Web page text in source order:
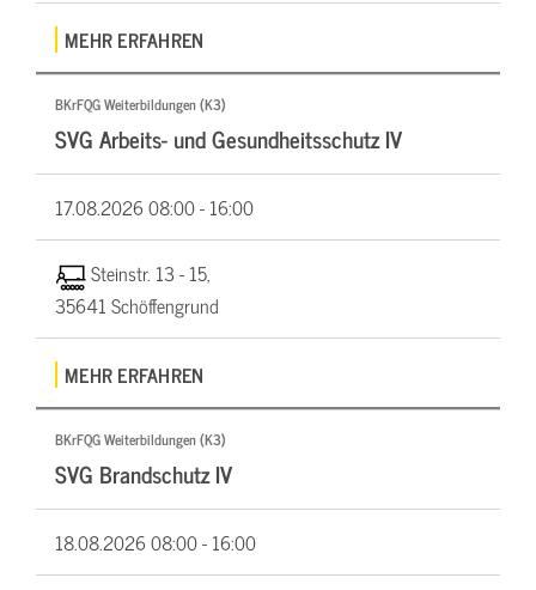
MEHR ERFAHREN
BKrFQG Weiterbildungen (K3)
SVG Arbeits- und Gesundheitsschutz IV
17.08.202608:00 - 16:00
Steinstr. 13 - 15,
35641 Schöffengrund
MEHR ERFAHREN
BKrFQG Weiterbildungen (K3)
SVG Brandschutz IV
18.08.202608:00 - 16:00